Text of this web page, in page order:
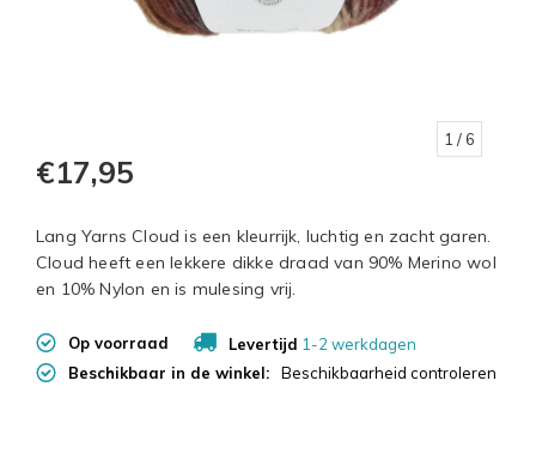
1 / 6
€17,95
Lang Yarns Cloud is een kleurrijk, luchtig en zacht garen.
Cloud heeft een lekkere dikke draad van 90% Merino wol
en 10% Nylon en is mulesing vrij.
Op voorraad Levertijd 1-2 werkdagen
Beschikbaar in de winkel:
Beschikbaarheid controleren